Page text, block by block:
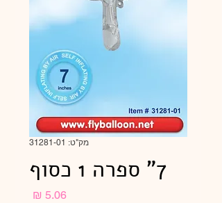
מק"ט: 31281-01
7" ספרה 1 כסוף